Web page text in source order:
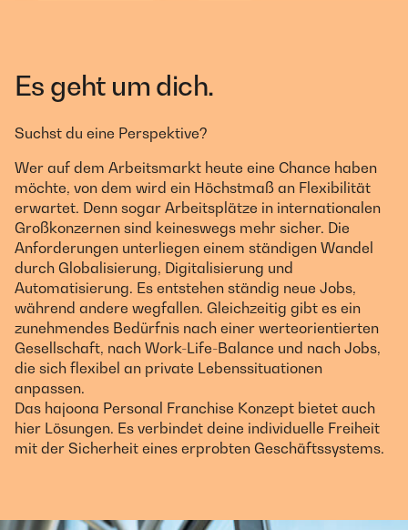
Es geht um dich.
Suchst du eine Perspektive?
Wer auf dem Arbeitsmarkt heute eine Chance haben
möchte, von dem wird ein Höchstmaß an Flexibilität
erwartet. Denn sogar Arbeitsplätze in internationalen
Großkonzernen sind keineswegs mehr sicher. Die
Anforderungen unterliegen einem ständigen Wandel
durch Globalisierung, Digitalisierung und
Automatisierung. Es entstehen ständig neue Jobs,
während andere wegfallen. Gleichzeitig gibt es ein
zunehmendes Bedürfnis nach einer werteorientierten
Gesellschaft, nach Work-Life-Balance und nach Jobs,
die sich flexibel an private Lebenssituationen
anpassen.
Das hajoona Personal Franchise Konzept bietet auch
hier Lösungen. Es verbindet deine individuelle Freiheit
mit der Sicherheit eines erprobten Geschäftssystems.